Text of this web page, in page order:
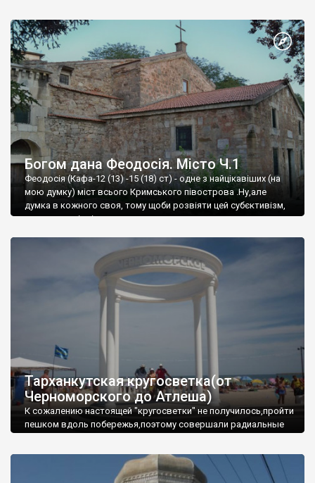
Богом дана Феодосія. Місто Ч.1
Феодосія (Кафа-12 (13) -15 (18) ст) - одне з найцікавіших (на
мою думку) міст всього Кримського півострова .Ну,але
думка в кожного своя, тому щоби розвіяти цей субєктивізм,
запрошую відвідати це
Тарханкутская кругосветка(от
Черноморского до Атлеша)
К сожалению настоящей "кругосветки" не получилось,пройти
пешком вдоль побережья,поэтому совершали радиальные